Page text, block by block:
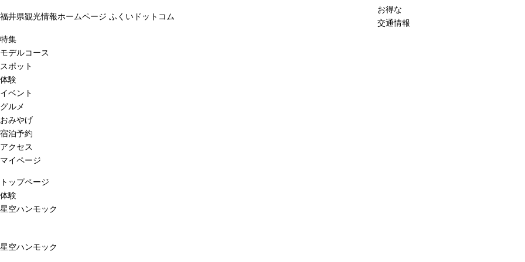
福井県観光情報ホームページ ふくいドットコム
お得な
交通情報
特集
モデルコース
スポット
体験
イベント
グルメ
おみやげ
宿泊予約
アクセス
マイページ
トップページ
体験
星空ハンモック
星空ハンモック